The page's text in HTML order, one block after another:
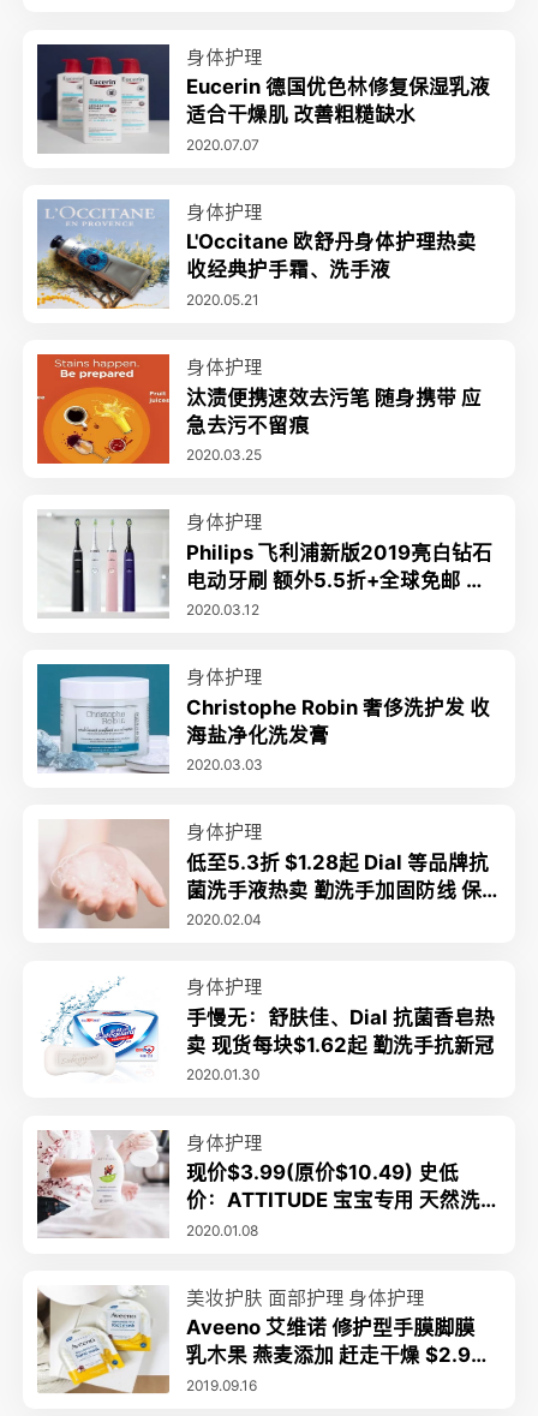
身体护理
Eucerin 德国优色林修复保湿乳液
适合干燥肌 改善粗糙缺水
2020.07.07
身体护理
L'Occitane 欧舒丹身体护理热卖
收经典护手霜、洗手液
2020.05.21
身体护理
汰渍便携速效去污笔 随身携带 应
急去污不留痕
2020.03.25
身体护理
Philips 飞利浦新版2019亮白钻石
电动牙刷 额外5.5折+全球免邮 收
玫瑰金配色
2020.03.12
身体护理
Christophe Robin 奢侈洗护发 收
海盐净化洗发膏
2020.03.03
身体护理
低至5.3折 $1.28起 Dial 等品牌抗
菌洗手液热卖 勤洗手加固防线 保
障健康
2020.02.04
身体护理
手慢无：舒肤佳、Dial 抗菌香皂热
卖 现货每块$1.62起 勤洗手抗新冠
2020.01.30
身体护理
现价$3.99(原价$10.49) 史低
价：ATTITUDE 宝宝专用 天然洗
洁精 清新梨味
2020.01.08
美妆护肤 面部护理 身体护理
Aveeno 艾维诺 修护型手膜脚膜
乳木果 燕麦添加 赶走干燥 $2.99
起 手手jiojio都是嫩嫩哒
2019.09.16